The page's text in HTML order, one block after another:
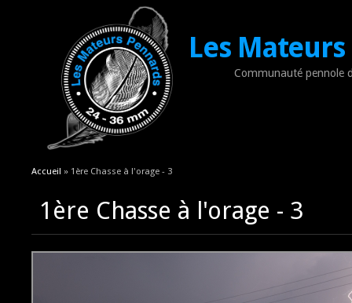
Les
Communauté pennole
Vous êtes ici
Accueil » 1ère Chasse à l'orage - 3
1ère Chasse à l'orage - 3